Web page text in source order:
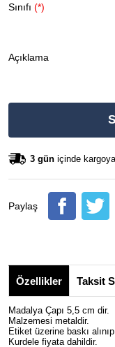
Sınıfı (*)
Açıklama
3 gün içinde
Paylaş
Özellikler Taksit
Madalya Çapı 5,5 cm dir.
Malzemesi metaldir.
Etiket üzerine baskı
Kurdele fiyata dahildir.